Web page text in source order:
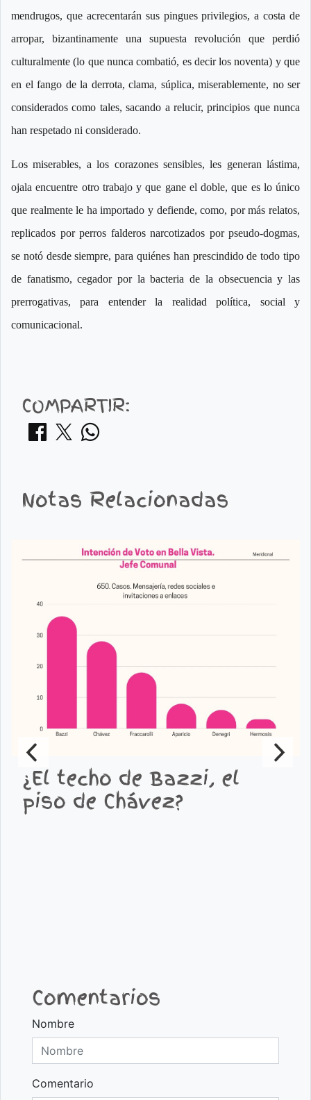
mendrugos, que acrecentarán sus pingues privilegios, a costa de
arropar, bizantinamente una supuesta revolución que perdió
culturalmente (lo que nunca combatió, es decir los noventa) y que
en el fango de la derrota, clama, súplica, miserablemente, no ser
considerados como tales, sacando a relucir, principios que nunca
han respetado ni considerado.
Los miserables, a los corazones sensibles, les generan lástima,
ojala encuentre otro trabajo y que gane el doble, que es lo único
que realmente le ha importado y defiende, como, por más relatos,
replicados por perros falderos narcotizados por pseudo-dogmas,
se notó desde siempre, para quiénes han prescindido de todo tipo
de fanatismo, cegador por la bacteria de la obsecuencia y las
prerrogativas, para entender la realidad política, social y
comunicacional.
COMPARTIR:
Notas Relacionadas
¿El techo de Bazzi, el
piso de Chávez?
Comentarios
Nombre
Comentario